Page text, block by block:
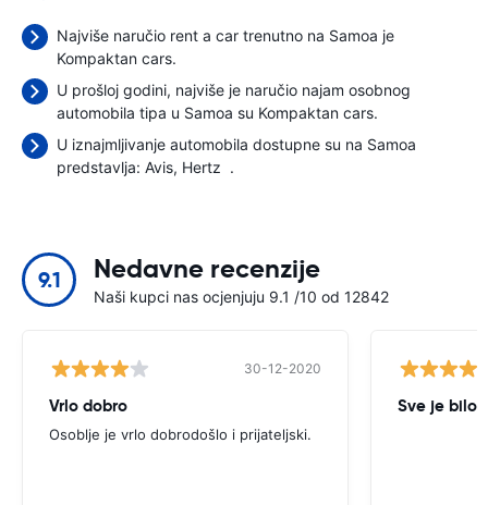
Najviše naručio rent a car trenutno na Samoa je
Kompaktan cars.
U prošloj godini, najviše je naručio najam osobnog
automobila tipa u Samoa su Kompaktan cars.
U iznajmljivanje automobila dostupne su na Samoa
predstavlja: Avis Hertz .
9.1 Nedavne recenzije
Naši kupci nas ocjenjuju 9.1 /10 od 12842
30-12-2020
Vrlo dobro
Osoblje je vrlo dobrodošlo i prijateljski.
Sve je bilo